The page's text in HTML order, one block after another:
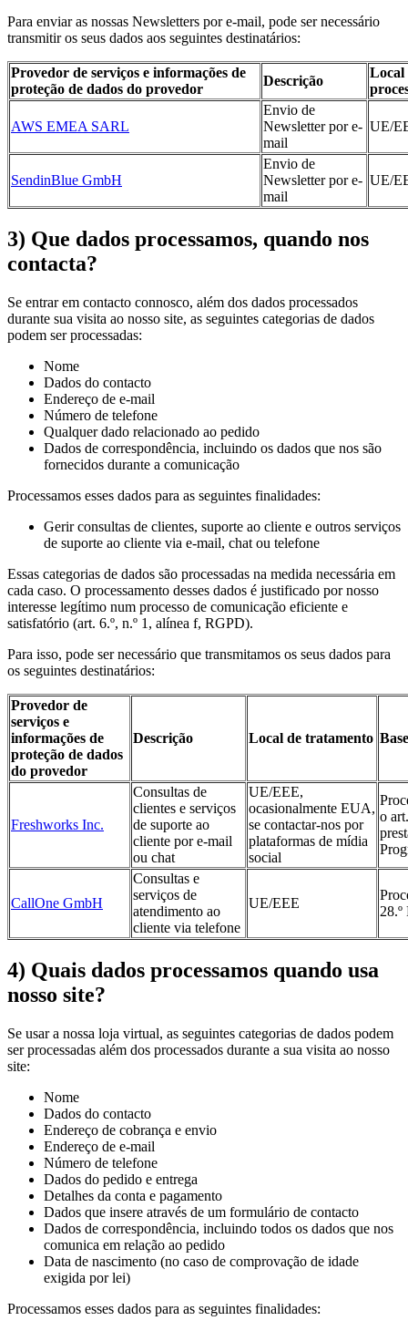
Para enviar as nossas Newsletters por e-mail, pode ser necessário
transmitir os seus dados aos seguintes destinatários:
Provedor de serviços e informações de
proteção de dados do provedor
Descrição
Local
AWS EMEA SARL
Envio de
Newsletter por e-
mail
UE/
SendinBlue GmbH
Envio de
Newsletter por e-
mail
UE/
3) Que dados processamos, quando nos
contacta?
Se entrar em contacto connosco, além dos dados processados
durante sua visita ao nosso site, as seguintes categorias de dados
podem ser processadas:
Nome
Dados do contacto
Endereço de e-mail
Número de telefone
Qualquer dado relacionado ao pedido
Dados de correspondência, incluindo os dados que nos são
fornecidos durante a comunicação
Processamos esses dados para as seguintes finalidades:
Gerir consultas de clientes, suporte ao cliente e outros serviços
de suporte ao cliente via e-mail, chat ou telefone
Essas categorias de dados são processadas na medida necessária em
cada caso. O processamento desses dados é justificado por nosso
interesse legítimo num processo de comunicação eficiente e
satisfatório (art. 6.º, n.º 1, alínea f, RGPD).
Para isso, pode ser necessário que transmitamos os seus dados para
os seguintes destinatários:
Provedor de
serviços e
informações de
proteção de dados
do provedor
Descrição Local de tratamento
Freshworks Inc.
Consultas de
clientes e serviços
de suporte ao
cliente por e-mail
ou chat
UE/EEE,
ocasionalmente EUA,
se contactar-nos por
plataformas de mídia
social
o
CallOne GmbH
Consultas e
serviços de
atendimento ao
cliente via telefone
UE/EEE
4) Quais dados processamos quando usa
nosso site?
Se usar a nossa loja virtual, as seguintes categorias de dados podem
ser processadas além dos processados durante a sua visita ao nosso
site:
Nome
Dados do contacto
Endereço de cobrança e envio
Endereço de e-mail
Número de telefone
Dados do pedido e entrega
Detalhes da conta e pagamento
Dados que insere através de um formulário de contacto
Dados de correspondência, incluindo todos os dados que nos
comunica em relação ao pedido
Data de nascimento (no caso de comprovação de idade
exigida por lei)
Processamos esses dados para as seguintes finalidades: